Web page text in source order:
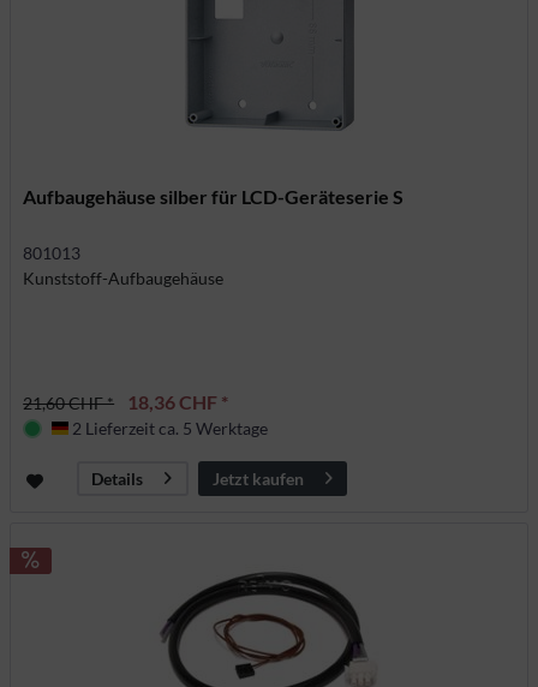
Aufbaugehäuse silber für LCD-Geräteserie S
801013
Kunststoff-Aufbaugehäuse
21,60 CHF * 18,36 CHF *
Deutschland
2 Lieferzeit ca. 5 Werktage
Details Jetzt kaufen